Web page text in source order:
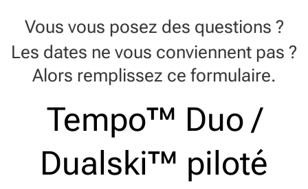
Vous vous posez des questions ?
Les dates ne vous conviennent pas ?
Alors remplissez ce formulaire.
Tempo™ Duo /
Dualski™ piloté